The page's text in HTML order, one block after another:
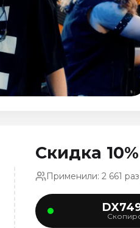
Скидка
Применили: 2 661 раз